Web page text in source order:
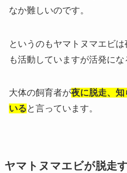
なか難しいのです。
というのもヤマトヌマエビ
も活動していますが活発にな
大体の飼育者が夜に脱走、
いる と言っています。
ヤマトヌマエビが脱走